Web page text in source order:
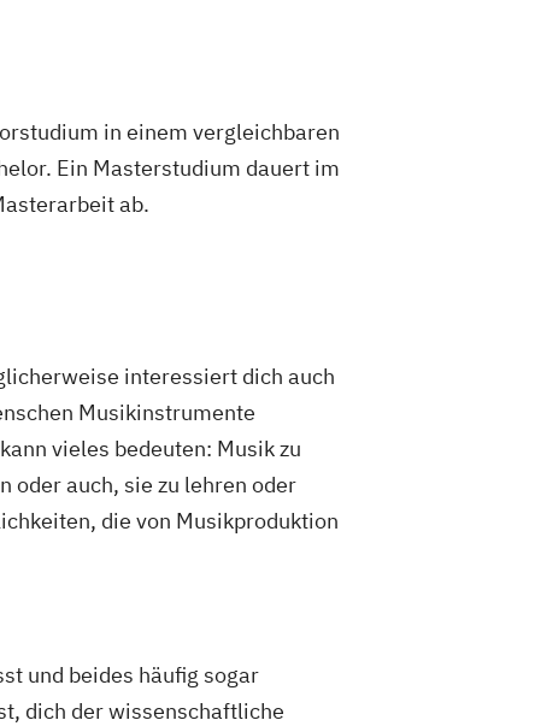
in einem vergleichbaren
Ein Masterstudium dauert im
ab.
interessiert dich auch
Musikinstrumente
vieles bedeuten: Musik zu
oder auch, sie zu lehren oder
die von Musikproduktion
und beides häufig sogar
dich der wissenschaftliche